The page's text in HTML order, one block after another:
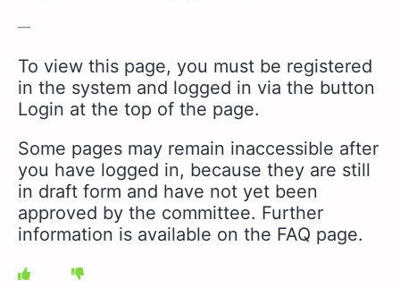
—
To view this page, you must be registered
in the system and logged in via the button
Login at the top of the page.
Some pages may remain inaccessible after
you have logged in, because they are still
in draft form and have not yet been
approved by the committee. Further
information is available on the FAQ page.